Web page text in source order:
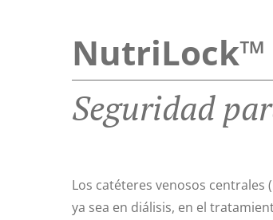
NutriLock™
Seguridad
Los catéteres venosos centrales
ya sea en diálisis, en el